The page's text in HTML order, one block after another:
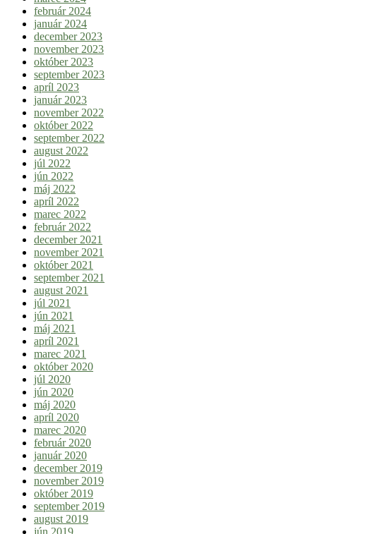
február 2024
január 2024
december 2023
november 2023
október 2023
september 2023
apríl 2023
január 2023
november 2022
október 2022
september 2022
august 2022
júl 2022
jún 2022
máj 2022
apríl 2022
marec 2022
február 2022
december 2021
november 2021
október 2021
september 2021
august 2021
júl 2021
jún 2021
máj 2021
apríl 2021
marec 2021
október 2020
júl 2020
jún 2020
máj 2020
apríl 2020
marec 2020
február 2020
január 2020
december 2019
november 2019
október 2019
september 2019
august 2019
jún 2019